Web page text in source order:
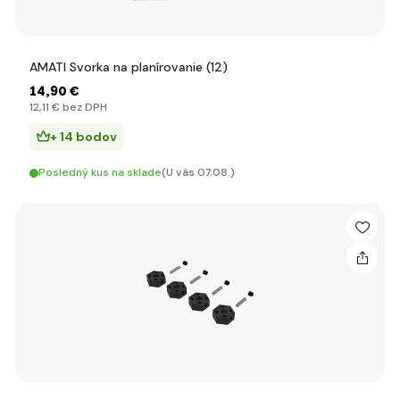
AMATI Svorka na planírovanie (12)
14,90 €
12,11 € bez DPH
+ 14 bodov
Posledný kus na sklade(U vás 07.08.)